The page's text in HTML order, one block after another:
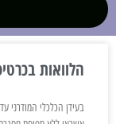
הלוואות
בעידן הכלכלי המודרני